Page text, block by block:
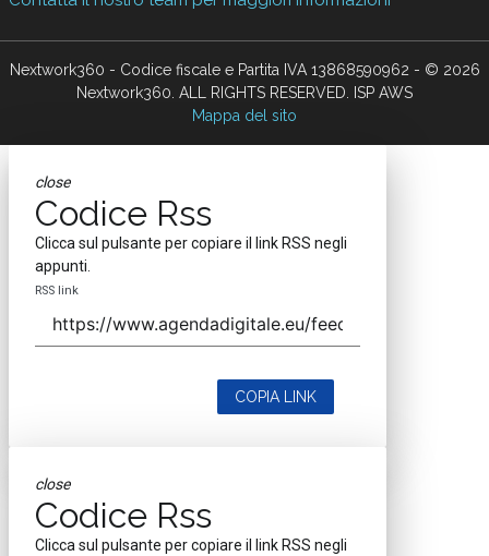
Nextwork360 - Codice fiscale e Partita IVA 13868590962 - © 2026
Nextwork360. ALL RIGHTS RESERVED. ISP AWS
Mappa del sito
close
Codice Rss
Clicca sul pulsante per copiare il link RSS negli
appunti.
RSS link
COPIA LINK
close
Codice Rss
Clicca sul pulsante per copiare il link RSS negli